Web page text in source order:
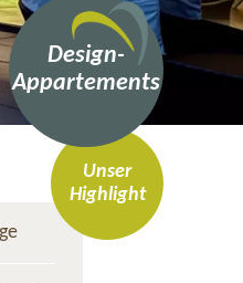
Design-
Appartements
Unser
Highlight